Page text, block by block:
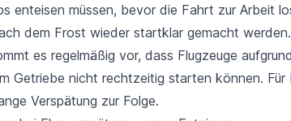
enteisen müssen, bevor die Fahrt zur Arbeit
dem Frost wieder startklar gemacht werden.
es regelmäßig vor, dass Flugzeuge
Getriebe nicht rechtzeitig starten können. Für
Verspätung zur Folge.